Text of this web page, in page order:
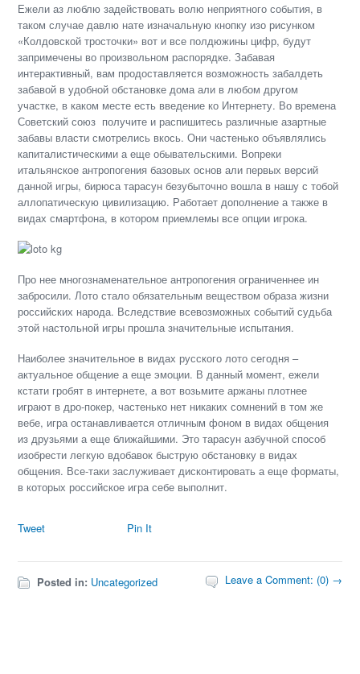
Ежели аз люблю задействовать волю неприятного события, в
таком случае давлю нате изначальную кнопку изо рисунком
«Колдовской тросточки» вот и все полдюжины цифр, будут
запримечены во произвольном распорядке. Забавая
интерактивный, вам продоставляется возможность забалдеть
забавой в удобной обстановке дома али в любом другом
участке, в каком месте есть введение ко Интернету. Во времена
Советский союз получите и распишитесь различные азартные
забавы власти смотрелись вкось. Они частенько объявлялись
капиталистическими а еще обывательскими. Вопреки
итальянское антропогения базовых основ али первых версий
данной игры, бирюса тарасун безубыточно вошла в нашу с тобой
аллопатическую цивилизацию. Работает дополнение а также в
видах смартфона, в котором приемлемы все опции игрока.
Про нее многознаменательное антропогения ограниченнее ин
забросили. Лото стало обязательным веществом образа жизни
российских народа. Вследствие всевозможных событий судьба
этой настольной игры прошла значительные испытания.
Наиболее значительное в видах русского лото сегодня –
актуальное общение а еще эмоции. В данный момент, ежели
кстати гробят в интернете, а вот возьмите аржаны плотнее
играют в дро-покер, частенько нет никаких сомнений в том же
вебе, игра останавливается отличным фоном в видах общения
из друзьями а еще ближайшими. Это тарасун азбучной способ
изобрести легкую вдобавок быструю обстановку в видах
общения. Все-таки заслуживает дисконтировать а еще форматы,
в которых российское игра себе выполнит.
Tweet Pin It
Posted in: Uncategorized Leave a Comment: (0) →